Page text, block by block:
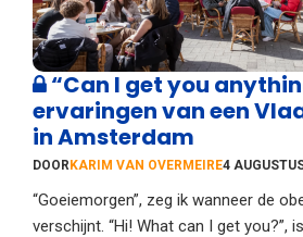
“Can I get you
ervaringen van een
in Amsterdam
DOOR KARIM VAN OVERMEIRE4
“Goeiemorgen”, zeg ik wanneer de
verschijnt. “Hi! What can I get you?”,